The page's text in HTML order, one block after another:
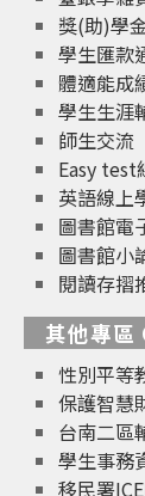
獎(助)學
學生匯款
體適能成
學生生涯
師生交流
Easy test
英語線上
圖書館電
圖書館小
閱讀存摺
其他專
性別平等
保護智慧
台南二區
學生事務
移民署